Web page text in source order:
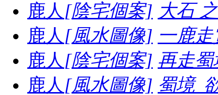
鹿人 [陰宅個案] 大石
鹿人 [風水圖像] 一鹿
鹿人 [陰宅個案] 再走
鹿人 [風水圖像] 蜀境_